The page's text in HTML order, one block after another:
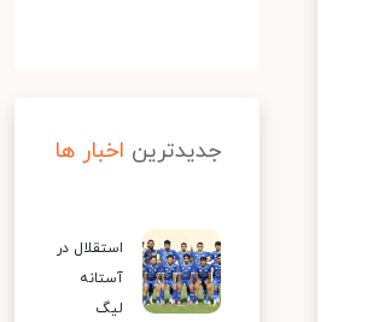
جدیدترین اخبار ها
استقلال در
آستانه
لیگ